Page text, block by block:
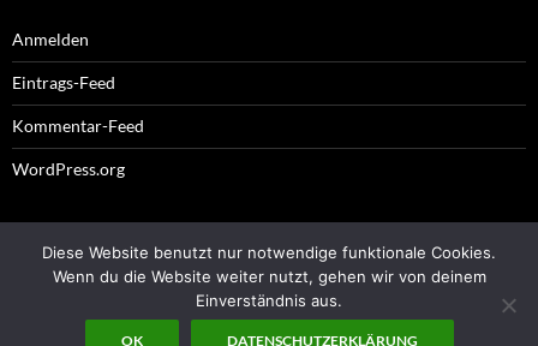
Anmelden
Eintrags-Feed
Kommentar-Feed
WordPress.org
Impressum
Diese Website benutzt nur notwendige funktionale Cookies.
Wenn du die Website weiter nutzt, gehen wir von deinem
Einverständnis aus.
OK DATENSCHUTZERKLÄRUNG